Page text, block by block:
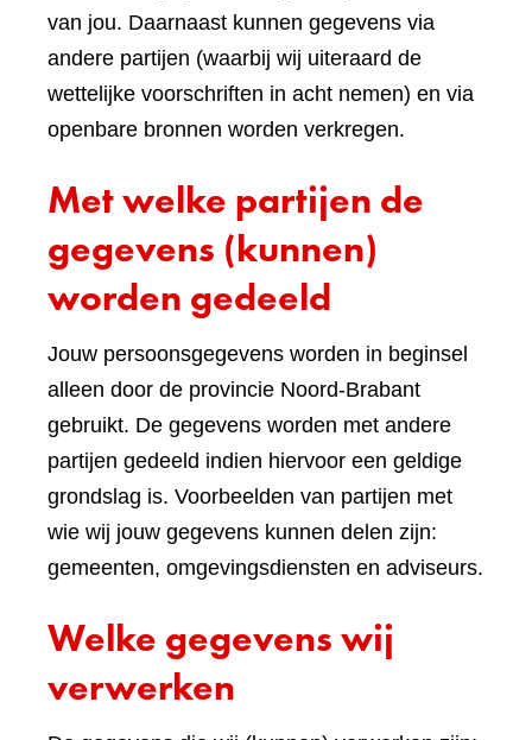
van jou. Daarnaast kunnen gegevens via
andere partijen (waarbij wij uiteraard de
wettelijke voorschriften in acht nemen) en via
openbare bronnen worden verkregen.
Met welke partijen de
gegevens (kunnen)
worden gedeeld
Jouw persoonsgegevens worden in beginsel
alleen door de provincie Noord-Brabant
gebruikt. De gegevens worden met andere
partijen gedeeld indien hiervoor een geldige
grondslag is. Voorbeelden van partijen met
wie wij jouw gegevens kunnen delen zijn:
gemeenten, omgevingsdiensten en adviseurs.
Welke gegevens wij
verwerken